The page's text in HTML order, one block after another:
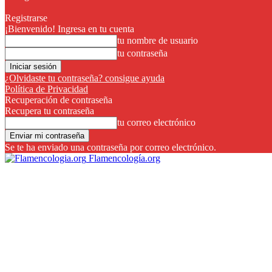
Registrarse
¡Bienvenido! Ingresa en tu cuenta
tu nombre de usuario
tu contraseña
¿Olvidaste tu contraseña? consigue ayuda
Política de Privacidad
Recuperación de contraseña
Recupera tu contraseña
tu correo electrónico
Se te ha enviado una contraseña por correo electrónico.
Flamencología.org